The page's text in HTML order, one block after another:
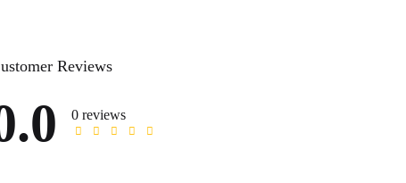
Reviews
0 reviews